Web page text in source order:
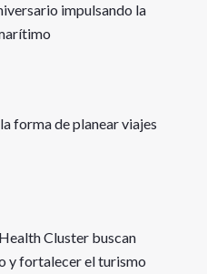
impulsando la
forma de planear viajes
Cluster buscan
y fortalecer el turismo